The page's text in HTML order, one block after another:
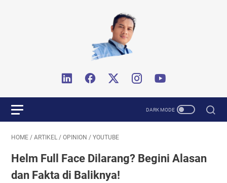
HOME / ARTIKEL / OPINION / YOUTUBE
Helm Full Face Dilarang? Begini Alasan
dan Fakta di Baliknya!